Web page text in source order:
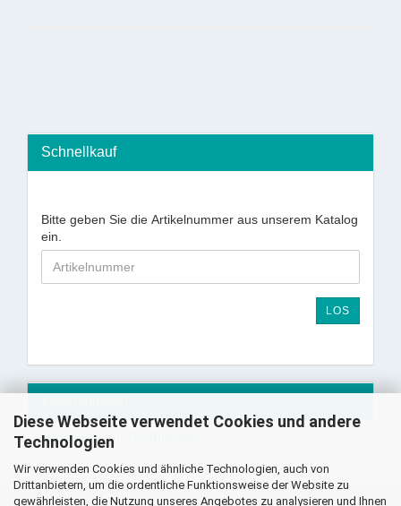
Diese Webseite verwendet Cookies und andere
Technologien
Wir verwenden Cookies und ähnliche Technologien, auch von
Drittanbietern, um die ordentliche Funktionsweise der Website zu
gewährleisten, die Nutzung unseres Angebotes zu analysieren und Ihnen
Schnellkauf
Bitte geben Sie die Artikelnummer aus unserem Katalog
ein.
LOS
Information für Großhändler